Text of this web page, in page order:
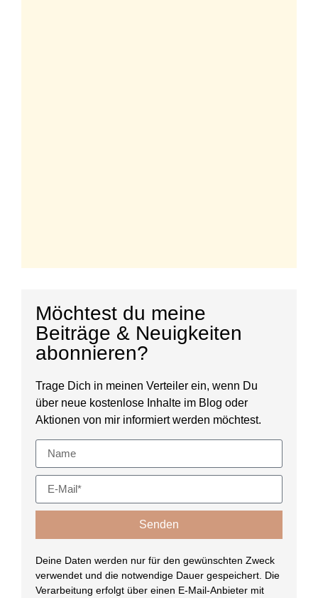
Möchtest du meine
Beiträge & Neuigkeiten
abonnieren?
Trage Dich in meinen Verteiler ein, wenn Du
über neue kostenlose Inhalte im Blog oder
Aktionen von mir informiert werden möchtest.
Senden
Deine Daten werden nur für den gewünschten Zweck
verwendet und die notwendige Dauer gespeichert. Die
Verarbeitung erfolgt über einen E-Mail-Anbieter mit